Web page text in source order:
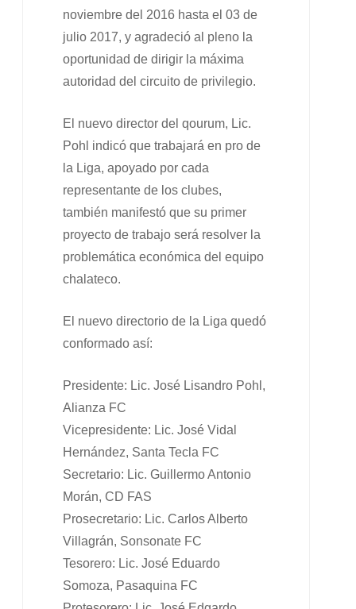
noviembre del 2016 hasta el 03 de
julio 2017, y agradeció al pleno la
oportunidad de dirigir la máxima
autoridad del circuito de privilegio.
El nuevo director del qourum, Lic.
Pohl indicó que trabajará en pro de
la Liga, apoyado por cada
representante de los clubes,
también manifestó que su primer
proyecto de trabajo será resolver la
problemática económica del equipo
chalateco.
El nuevo directorio de la Liga quedó
conformado así:
Presidente: Lic. José Lisandro Pohl,
Alianza FC
Vicepresidente: Lic. José Vidal
Hernández, Santa Tecla FC
Secretario: Lic. Guillermo Antonio
Morán, CD FAS
Prosecretario: Lic. Carlos Alberto
Villagrán, Sonsonate FC
Tesorero: Lic. José Eduardo
Somoza, Pasaquina FC